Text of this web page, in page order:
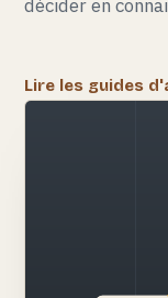
décider en
Lire les guides